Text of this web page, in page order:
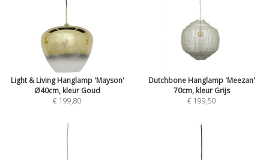
Light & Living Hanglamp 'Mayson'
Ø40cm, kleur Goud
€ 199,80
Dutchbone Hanglamp 'Meezan'
70cm, kleur Grijs
€ 199,50